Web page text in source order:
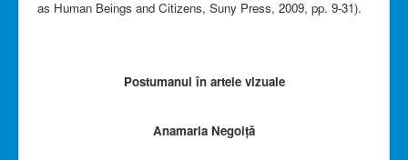
as Human Beings and Citizens, Suny Press, 2009, pp. 9-31).
Postumanul în artele vizuale
Anamaria Negoiță